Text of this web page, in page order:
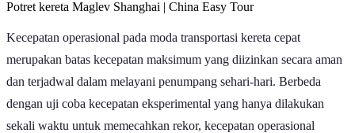
Potret kereta Maglev Shanghai | China Easy Tour
Kecepatan operasional pada moda transportasi kereta cepat
merupakan batas kecepatan maksimum yang diizinkan secara aman
dan terjadwal dalam melayani penumpang sehari-hari. Berbeda
dengan uji coba kecepatan eksperimental yang hanya dilakukan
sekali waktu untuk memecahkan rekor, kecepatan operasional